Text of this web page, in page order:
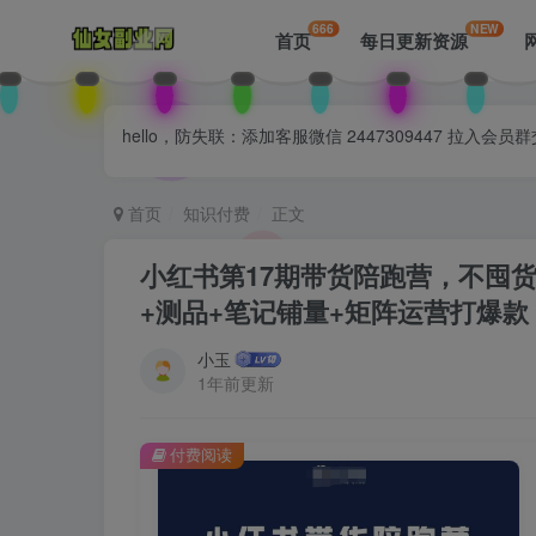
首页666 每日更新资源NEW
hello，防失联：添加客服微信 2447309447 拉入会员
首页 知识付费 正文
小红书第17期带货陪跑营，不囤
+测品+笔记铺量+矩阵运营打爆款
小玉
1年前更新
付费阅读